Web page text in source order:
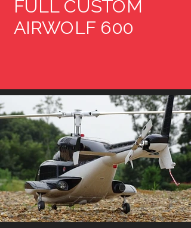
FULL CUSTOM
AIRWOLF 600